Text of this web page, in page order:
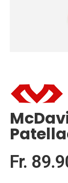
Bildgalerie
springen
Fr.